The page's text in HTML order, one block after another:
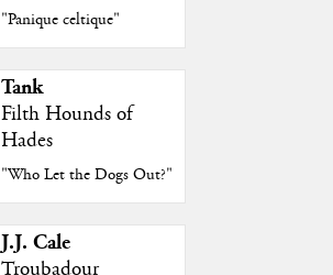
"Panique celtique"
Tank
Filth Hounds of
Hades
"Who Let the Dogs Out?"
J.J. Cale
Troubadour